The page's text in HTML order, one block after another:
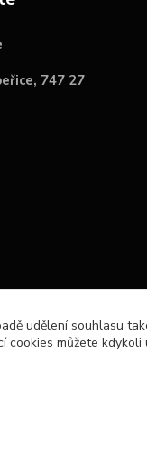
747 27
udělení souhlasu
cookies můžete kdykoli